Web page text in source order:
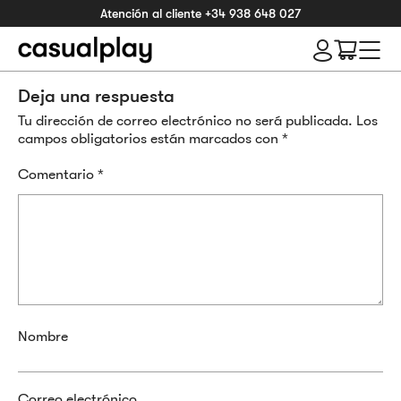
Atención al cliente +34 938 648 027
Deja una respuesta
Tu dirección de correo electrónico no será publicada. Los
campos obligatorios están marcados con *
Comentario *
Nombre